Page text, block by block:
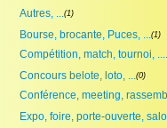
Autres, ...(1)
Bourse, brocante, Puces, ...(1)
Compétition, match, tournoi, ....
Concours belote, loto, ...(0)
Conférence, meeting,
Expo, foire, porte-ouverte,